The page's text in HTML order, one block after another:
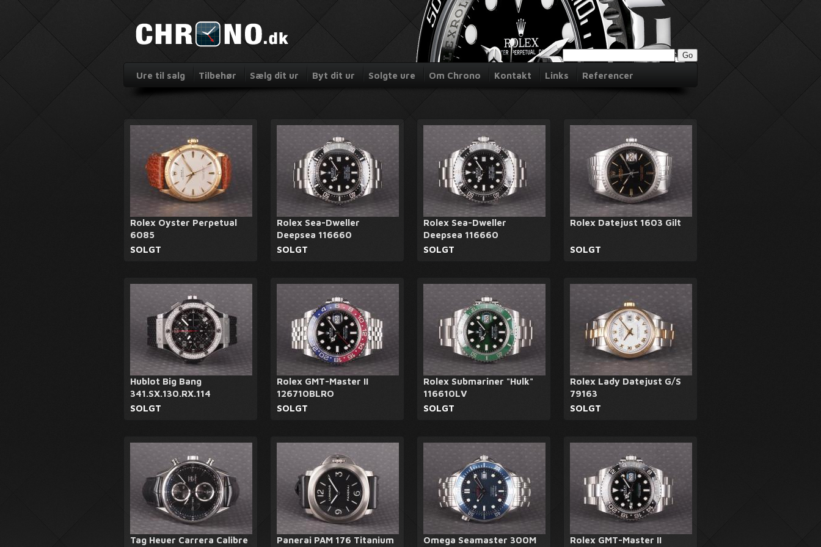
Ure til salg Tilbehør Sælg dit ur Byt dit ur Solgte ure Om Chrono Kontakt Links Referencer
Rolex Oyster Perpetual
6085
SOLGT
Rolex Sea-Dweller
Deepsea 116660
SOLGT
Rolex Sea-Dweller
Deepsea 116660
SOLGT
Rolex Datejust 1603 Gilt
SOLGT
Hublot Big Bang
341.SX.130.RX.114
SOLGT
Rolex GMT-Master II
126710BLRO
SOLGT
Rolex Submariner "Hulk"
116610LV
SOLGT
Rolex Lady Datejust G/S
79163
SOLGT
Tag Heuer Carrera Calibre Panerai PAM 176 Titanium Omega Seamaster 300M Rolex GMT-Master II